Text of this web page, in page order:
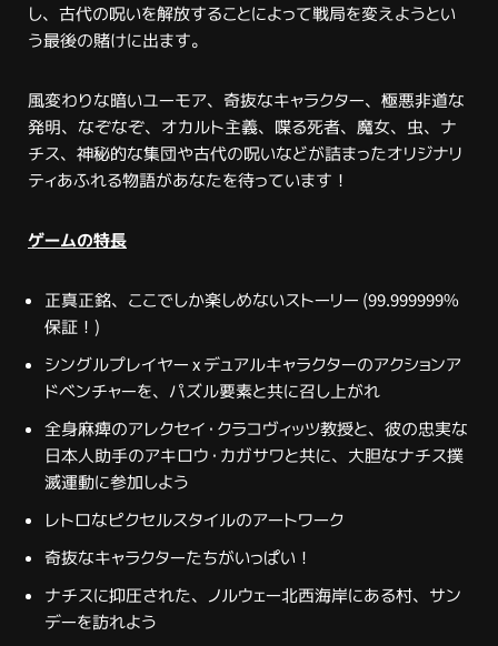
し、古代の呪いを解放することによって戦局を変えようとい
う最後の賭けに出ます。
風変わりな暗いユーモア、奇抜なキャラクター、極悪非道な
発明、なぞなぞ、オカルト主義、喋る死者、魔女、虫、ナ
チス、神秘的な集団や古代の呪いなどが詰まったオリジナリ
ティあふれる物語があなたを待っています！
ゲームの特長
正真正銘、ここでしか楽しめないストーリー (99.999999%
保証！)
シングルプレイヤー x デュアルキャラクターのアクションア
ドベンチャーを、パズル要素と共に召し上がれ
全身麻痺のアレクセイ・クラコヴィッツ教授と、彼の忠実な
日本人助手のアキロウ・カガサワと共に、大胆なナチス撲
滅運動に参加しよう
レトロなピクセルスタイルのアートワーク
奇抜なキャラクターたちがいっぱい！
ナチスに抑圧された、ノルウェー北西海岸にある村、サン
デーを訪れよう